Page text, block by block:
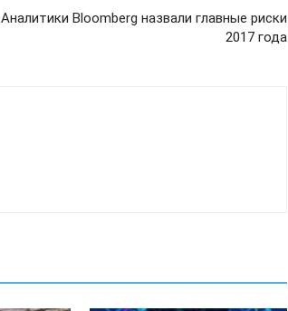
Аналитики Bloomberg назвали главные риски
2017 года